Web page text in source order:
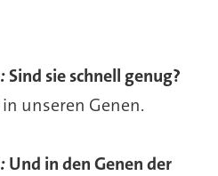
Sind sie schnell genug?
unseren Genen.
Und in den Genen der